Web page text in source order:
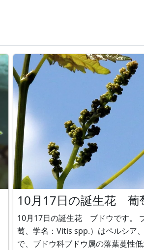
10月17日の誕生花 葡
10月17日の誕生花 ブドウです。 ブドウ（葡
萄、学名：Vitis spp.）はペルシア
で、ブドウ科ブドウ属の落葉蔓性